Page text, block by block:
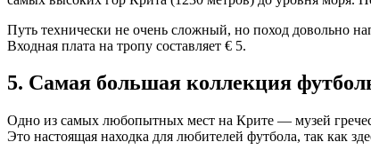
Путь технически не очень сложный, но поход довольно
Входная плата на тропу составляет € 5.
5. Самая большая коллекция
Одно из самых любопытных мест на Крите — музей
Это настоящая находка для любителей футбола, так как